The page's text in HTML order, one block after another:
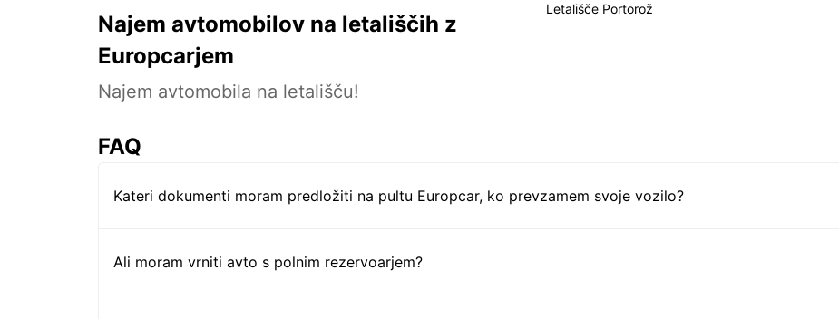
Najem avtomobilov na letališčih z
Europcarjem
Najem avtomobila na letališču!
Letališče Portorož
FAQ
Kateri dokumenti moram predložiti na pultu Europcar, ko prevzamem svoje vozilo?
Ali moram vrniti avto s polnim rezervoarjem?